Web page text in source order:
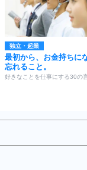
独立・起業
最初から、お金持ちに
忘れること。
好きなことを仕事にする30の